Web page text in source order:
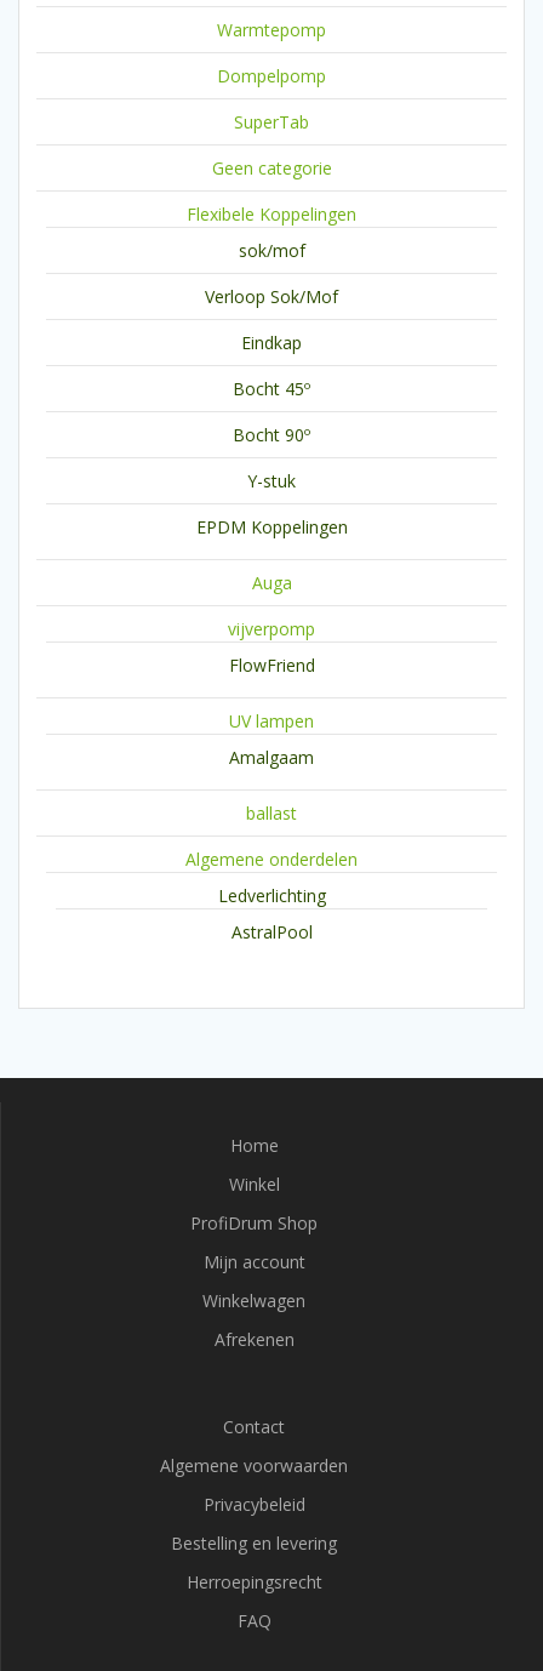
Warmtepomp
Dompelpomp
SuperTab
Geen categorie
Flexibele Koppelingen
sok/mof
Verloop Sok/Mof
Eindkap
Bocht 45º
Bocht 90º
Y-stuk
EPDM Koppelingen
Auga
vijverpomp
FlowFriend
UV lampen
Amalgaam
ballast
Algemene onderdelen
Ledverlichting
AstralPool
Home
Winkel
ProfiDrum Shop
Mijn account
Winkelwagen
Afrekenen
Contact
Algemene voorwaarden
Privacybeleid
Bestelling en levering
Herroepingsrecht
FAQ